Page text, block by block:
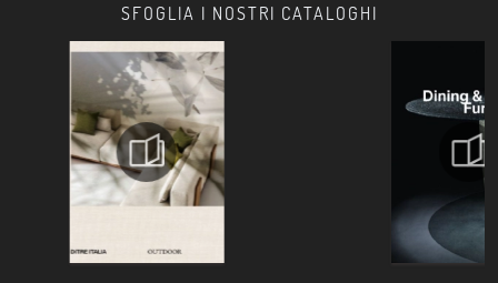
SFOGLIA I NOSTRI CATALOGHI